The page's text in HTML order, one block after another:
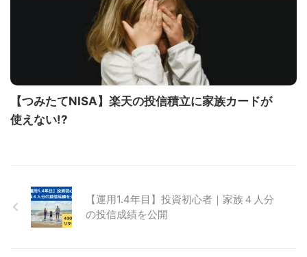
【つみたてNISA】楽天の投信積立に家族カードが
使えない!?
【運用1.4年目】投資初心者｜家族４人分
の投信成績を公開